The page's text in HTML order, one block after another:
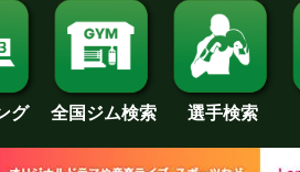
グ 全国ジム検索 選手検索